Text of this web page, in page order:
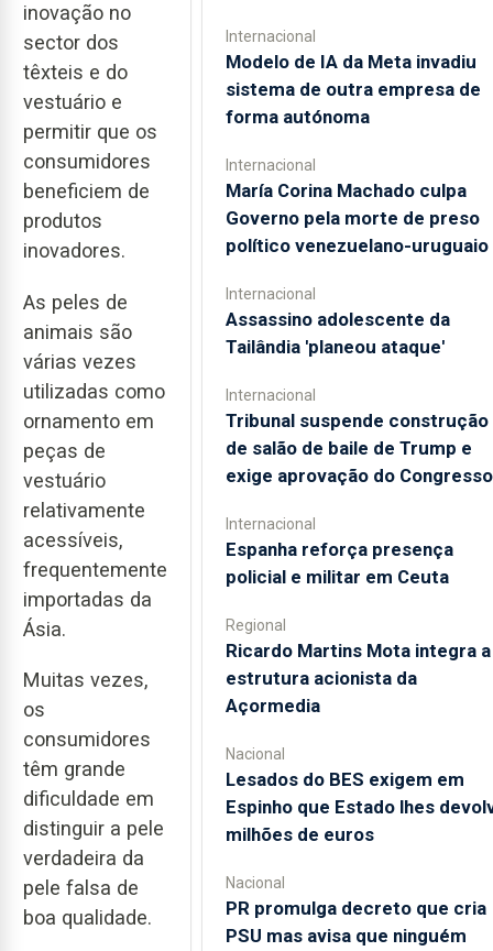
inovação no
sector dos
têxteis e do
vestuário e
permitir que os
consumidores
beneficiem de
produtos
inovadores.
As peles de
animais são
várias vezes
utilizadas como
ornamento em
peças de
vestuário
relativamente
acessíveis,
frequentemente
importadas da
Ásia.
Muitas vezes,
os
consumidores
têm grande
dificuldade em
distinguir a pele
verdadeira da
pele falsa de
boa qualidade.
Internacional
Modelo de IA da Meta invadiu
sistema de outra empresa de
forma autónoma
Internacional
María Corina Machado culpa
Governo pela morte de preso
político venezuelano-uruguaio
Internacional
Assassino adolescente da
Tailândia 'planeou ataque'
Internacional
Tribunal suspende construção
de salão de baile de Trump e
exige aprovação do Congresso
Internacional
Espanha reforça presença
policial e militar em Ceuta
Regional
Ricardo Martins Mota integra a
estrutura acionista da
Açormedia
Nacional
Lesados do BES exigem em
Espinho que Estado lhes
milhões de euros
Nacional
PR promulga decreto que cria
PSU mas avisa que ninguém